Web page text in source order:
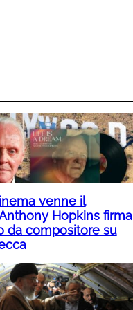
venne il
Hopkins firma
da compositore su